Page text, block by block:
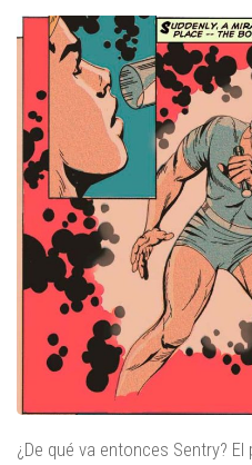
¿De qué va entonces Sentry?